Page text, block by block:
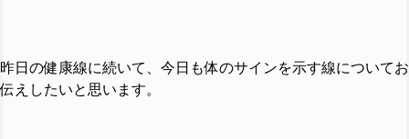
昨日の健康線に続いて、今日も体のサインを示す線についてお
伝えしたいと思います。